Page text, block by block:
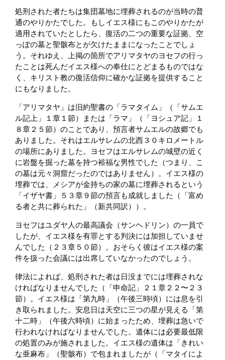
処刑された者たちは集団墓地に埋葬されるのが当時の普
通のやりかたでした。もしイエス様にもこのやりかたが
適用されていたとしたら、復活の二つの重要な証拠、空
っぽの墓と聖骸布とが欠けたままになったことでしょ
う。それゆえ、上掲の箇所でアリマタヤのヨセフの行っ
たことは死んだイエス様への奉仕にとどまるものではな
く、キリスト教の復活信仰に確かな証拠を提供すること
にもなりました。
「アリマタヤ」は旧約聖書の「ラマタイム」（「サムエ
ル記上」１章１節）または「ラマ」（「ヨシュア記」１
８章２５節）のことであり、預言者サムエルの故郷でも
ありました。それはエルサレムの北西３０キロメートル
の場所にありました。ヨセフはエルサレムの城壁の近く
に岩盤を掘った墓を持つ裕福な男性でした（つまり、こ
の墓は元々洞窟だったのではありません）。イエス様の
埋葬では、メシアが金持ちの家の墓に埋葬されるという
「イザヤ書」５３章９節の預言も成就しました（「富め
る者と共に葬られた」（新共同訳））。
ヨセフはユダヤ人の最高議会（サンヘドリン）の一員で
したが、イエス様を有罪とする判決には加担していませ
んでした（２３章５０節）。おそらく彼はイエス様の案
件を扱った会議には出席していなかったのでしょう。
律法によれば、処刑された者は日没までには埋葬されな
ければなりませんでした（「申命記」２１章２２〜２３
節）。イエス様は「第九時」（午後三時頃）には息を引
き取られました。安息日は天空に三つの星が見える「第
十二時」（午後六時頃）に始まったため、埋葬は急いで
行われなければなりませんでした。遺体には必要最低限
の処置のみが施されました。イエス様の遺体は「きれい
な亜麻布」（聖骸布）で包まれましたが（「マタイによ